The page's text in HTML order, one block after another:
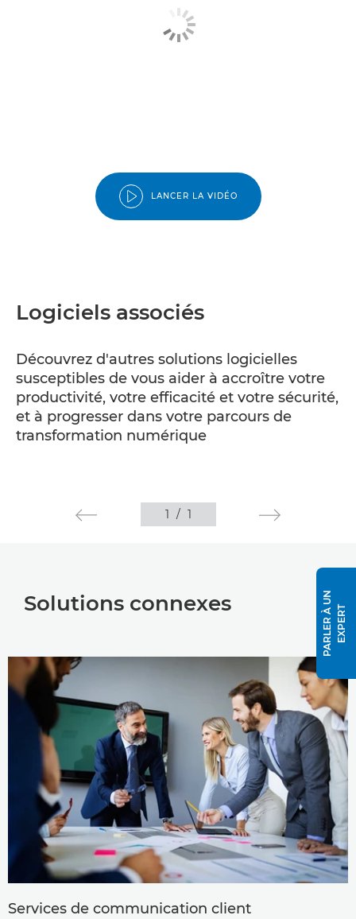
LANCER LA VIDÉO
Logiciels associés
Découvrez d'autres solutions logicielles
susceptibles de vous aider à accroître votre
productivité, votre efficacité et votre sécurité,
et à progresser dans votre parcours de
transformation numérique
1 / 1
Solutions connexes
Services de communication client
P
A
R
L
E
R
À
U
N
E
X
P
E
RT